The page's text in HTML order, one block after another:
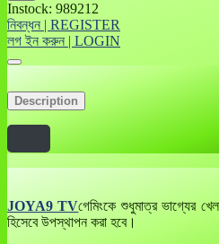
Instock: 989212
নিবন্ধন | REGISTER
লগ ইন করুন | LOGIN
Description
JOYA9 TVগেমিংকে শুধুমাত্র ভাগ্যের
হিসেবে উপস্থাপন করা হবে।